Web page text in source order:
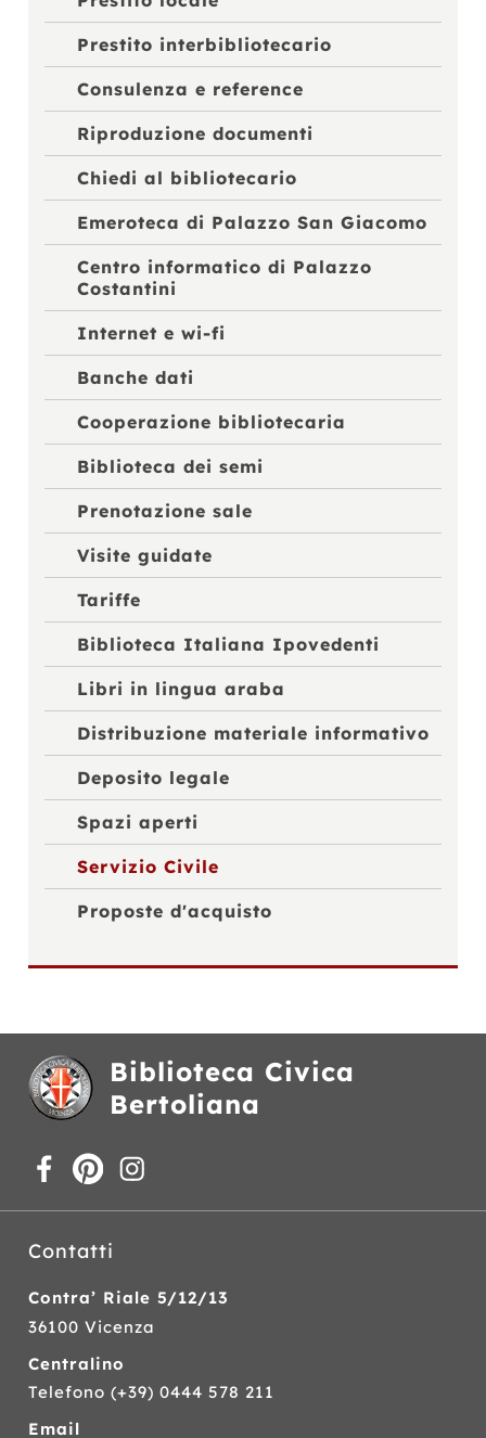
Prestito interbibliotecario
Consulenza e reference
Riproduzione documenti
Chiedi al bibliotecario
Emeroteca di Palazzo San Giacomo
Centro informatico di Palazzo
Costantini
Internet e wi-fi
Banche dati
Cooperazione bibliotecaria
Biblioteca dei semi
Prenotazione sale
Visite guidate
Tariffe
Biblioteca Italiana Ipovedenti
Libri in lingua araba
Distribuzione materiale informativo
Deposito legale
Spazi aperti
Servizio Civile
Proposte d'acquisto
Biblioteca Civica
Bertoliana
Contatti
Contra’ Riale 5/12/13
36100 Vicenza
Centralino
Telefono(+39) 0444 578 211
Email